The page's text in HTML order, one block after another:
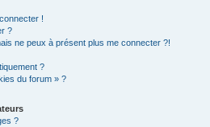
!
?
ne peux à présent plus me connecter ?!
?
du forum » ?
?